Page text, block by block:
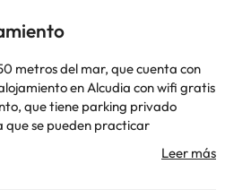
metros del mar, que cuenta con
en Alcudia con wifi gratis
que tiene parking privado
que se pueden practicar
consta de 3 dormitorios,